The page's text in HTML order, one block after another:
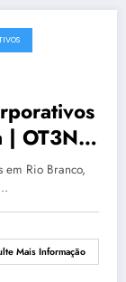
| OT3N
em Rio Branco,
Mais Informação